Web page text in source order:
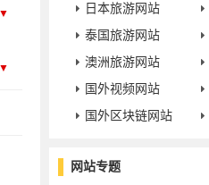
日本旅游网站
泰国旅游网站
澳洲旅游网站
国外视频网站
国外区块链网站
网站专题